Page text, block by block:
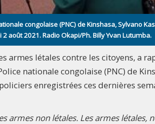
congolaise (PNC) de Kinshasa, Sylvano
août 2021. Radio Okapi/Ph. Billy Yvan Lutumba.
armes létales contre les citoyens, a
nationale congolaise (PNC) de
enregistrées ces dernières
armes non létales. Les armes létales,